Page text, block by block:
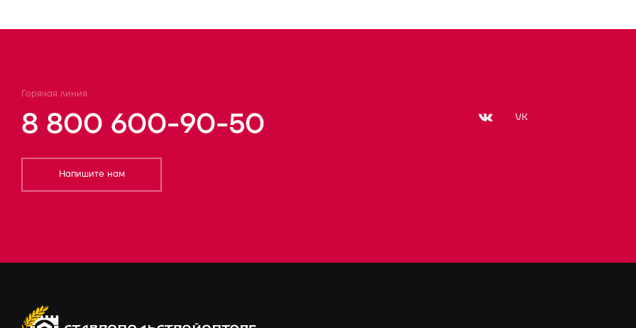
Горячая линия
8 800 600-90-50
Напишите нам
VK